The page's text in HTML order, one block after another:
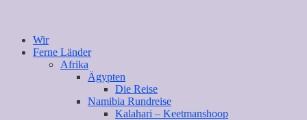
Wir
Ferne Länder
Afrika
Ägypten
Die Reise
Namibia Rundreise
Kalahari – Keetmanshoop